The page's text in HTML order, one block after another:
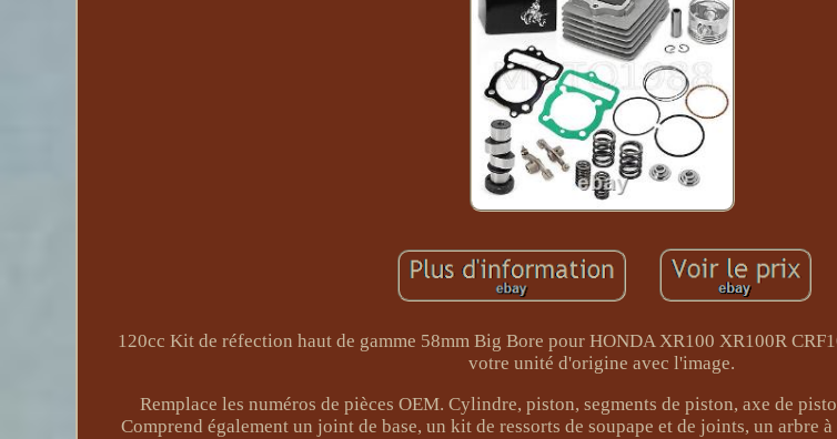
120cc Kit de réfection haut de gamme 58mm Big Bore pour HONDA XR100 XR100R
votre unité d'origine avec l'image.
Remplace les numéros de pièces OEM. Cylindre, piston, segments de piston, axe de
Comprend également un joint de base, un kit de ressorts de soupape et de joints, un arbre à